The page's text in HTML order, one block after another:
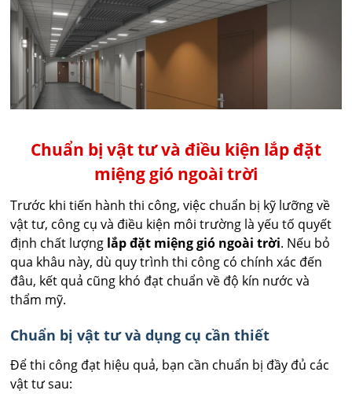
Chuẩn bị vật tư và điều kiện lắp đặt
miệng gió ngoài trời
Trước khi tiến hành thi công, việc chuẩn bị kỹ lưỡng về
vật tư, công cụ và điều kiện môi trường là yếu tố quyết
định chất lượng lắp đặt miệng gió ngoài trời. Nếu bỏ
qua khâu này, dù quy trình thi công có chính xác đến
đâu, kết quả cũng khó đạt chuẩn về độ kín nước và
thẩm mỹ.
Chuẩn bị vật tư và dụng cụ cần thiết
Để thi công đạt hiệu quả, bạn cần chuẩn bị đầy đủ các
vật tư sau: